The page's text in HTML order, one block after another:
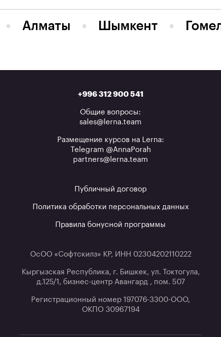
Алматы Шымкент
+996 312 900 541
Общие вопросы:
sales@lerna.team
Размещение курсов на Lerna:
Telegram @AnnaPorah
partners@lerna.team
Публичный договор
Политика обработки персональных данных
Правила бонусной программы
ОсОО «Софтскилз» КР, ИНН 02304202110222
Кыргызская Республика, г. Бишкек, ул. Токтогула,
д.125/1, бизнес-центр Авангард , пом. 507
Регистрационный номер 197076-3300-ООО,
ОКПО 30967194